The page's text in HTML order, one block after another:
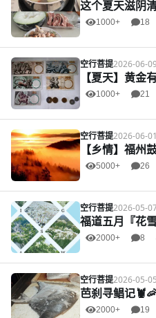
这个夏天滋阴
1000+ 18
空行菩提2026-06-09
1000+ 21
空行菩提2026-06-01
【乡情】福
5000+ 26
空行菩提2026-05-
福道五月『花
2000+ 8
空行菩提2026-05-05
芭刹寻鲳记
2000+ 19